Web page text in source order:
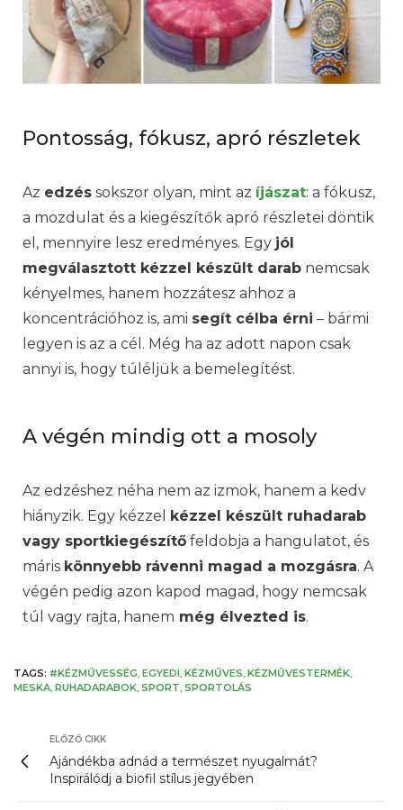
Pontosság, fókusz, apró részletek
Az edzés sokszor olyan, mint az íjászat: a fókusz,
a mozdulat és a kiegészítők apró részletei döntik
el, mennyire lesz eredményes. Egy jól
megválasztott kézzel készült darab nemcsak
kényelmes, hanem hozzátesz ahhoz a
koncentrációhoz is, ami segít célba érni – bármi
legyen is az a cél. Még ha az adott napon csak
annyi is, hogy túléljük a bemelegítést.
A végén mindig ott a mosoly
Az edzéshez néha nem az izmok, hanem a kedv
hiányzik. Egy kézzel kézzel készült ruhadarab
vagy sportkiegészítő feldobja a hangulatot, és
máris könnyebb rávenni magad a mozgásra. A
végén pedig azon kapod magad, hogy nemcsak
túl vagy rajta, hanem még élvezted is.
TAGS: #KÉZMŰVESSÉG EGYEDI KÉZMŰVES KÉZMŰVESTERMÉK
MESKA RUHADARABOK SPORT SPORTOLÁS
ELŐZŐ CIKK
Ajándékba adnád a természet nyugalmát?
Inspirálódj a biofil stílus jegyében